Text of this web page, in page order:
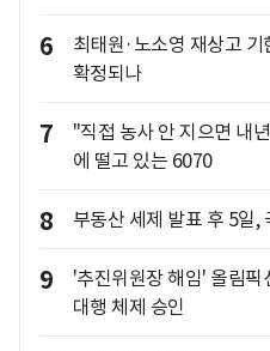
6
최태원·노소영 재상고
확정되나
7
"직접 농사 안 지으면 내
에 떨고 있는 6070
8 부동산 세제 발표 후 5일,
9
'추진위원장 해임' 올림
대행 체제 승인